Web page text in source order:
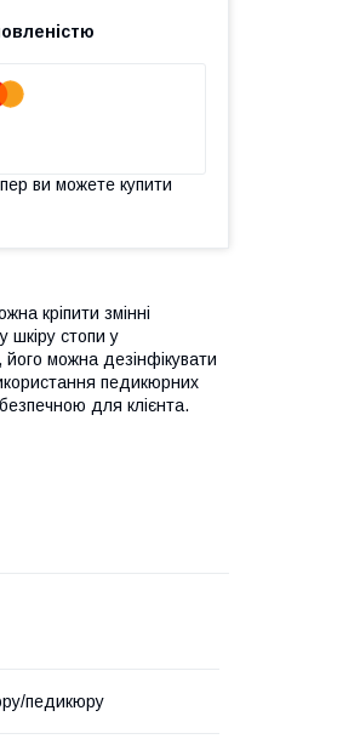
ви можете купити
кріпити змінні
шкіру стопи у
його можна дезінфікувати
педикюрних
для клієнта.
педикюру